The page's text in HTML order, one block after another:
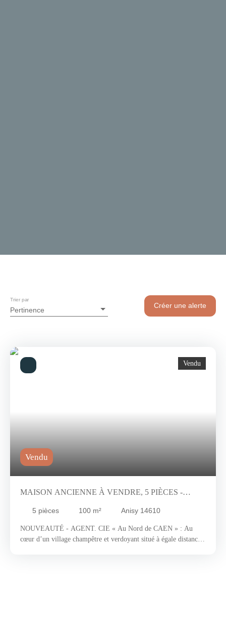
Pertinence
Trier par
Créer une alerte
Vendu
Vendu
MAISON ANCIENNE À VENDRE, 5 PIÈCES -
5 pièces 100 m² Anisy 14610
NOUVEAUTÉ - AGENT. CIE « Au Nord de CAEN » : Au
cœur d’un village champêtre et verdoyant situé à égale distance